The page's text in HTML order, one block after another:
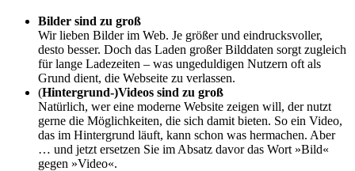
Bilder sind zu groß
Wir lieben Bilder im Web. Je größer und eindrucksvoller,
desto besser. Doch das Laden großer Bilddaten sorgt zugleich
für lange Ladezeiten – was ungeduldigen Nutzern oft als
Grund dient, die Webseite zu verlassen.
(Hintergrund-)Videos sind zu groß
Natürlich, wer eine moderne Website zeigen will, der nutzt
gerne die Möglichkeiten, die sich damit bieten. So ein Video,
das im Hintergrund läuft, kann schon was hermachen. Aber
… und jetzt ersetzen Sie im Absatz davor das Wort »Bild«
gegen »Video«.